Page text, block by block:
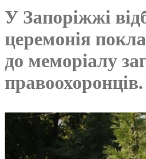
У Запоріжжі
церемонія
до меморіалу
правоохоронців.